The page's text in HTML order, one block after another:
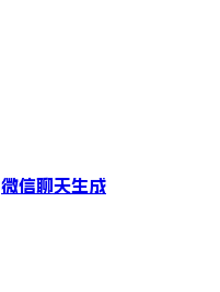
微信聊天生成